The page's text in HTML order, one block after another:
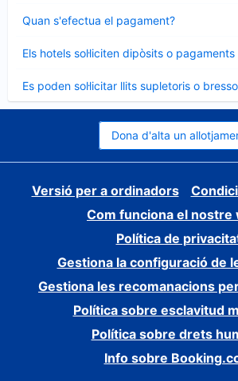
Quan s'efectua el pagament?
tancat
Els hotels sol·liciten dipòsits o
tancat
Es poden sol·licitar llits supletoris o
tancat
Dona d'alta un
Versió per a ordinadors
Com funciona el nostre
Política de
Gestiona la configuració de
Gestiona les recomanacions
Política sobre esclavitud
Política sobre drets
Info sobre